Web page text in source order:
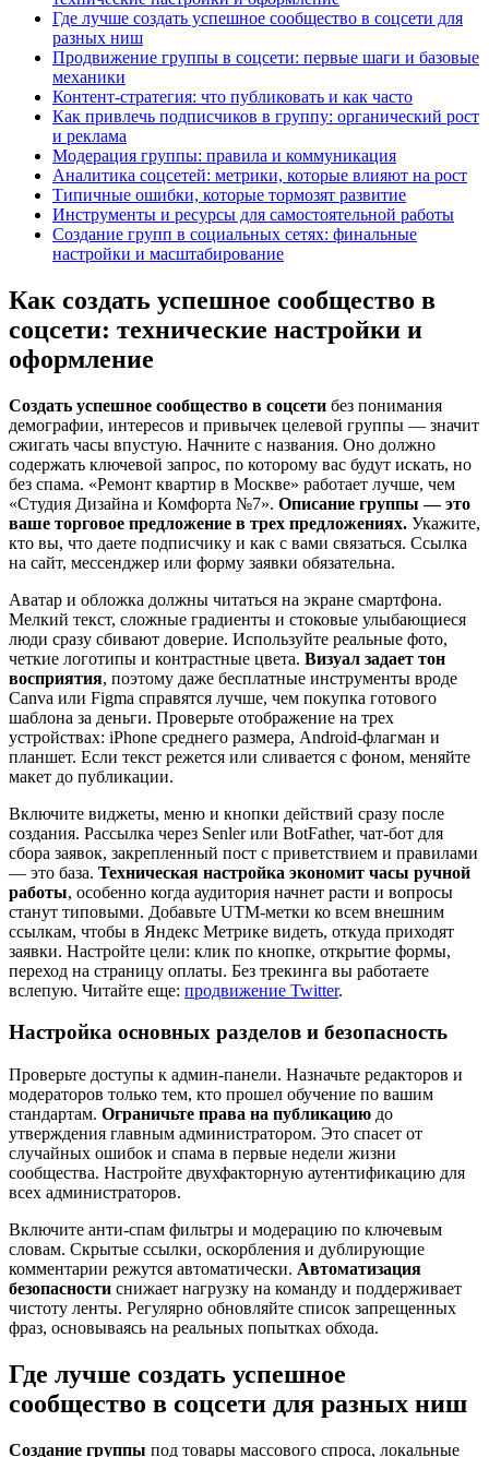
Где лучше создать успешное сообщество в соцсети для
разных ниш
Продвижение группы в соцсети: первые шаги и базовые
механики
Контент-стратегия: что публиковать и как часто
Как привлечь подписчиков в группу: органический рост
и реклама
Модерация группы: правила и коммуникация
Аналитика соцсетей: метрики, которые влияют на рост
Типичные ошибки, которые тормозят развитие
Инструменты и ресурсы для самостоятельной работы
Создание групп в социальных сетях: финальные
настройки и масштабирование
Как создать успешное сообщество в
соцсети: технические настройки и
оформление
Создать успешное сообщество в соцсети без понимания
демографии, интересов и привычек целевой группы — значит
сжигать часы впустую. Начните с названия. Оно должно
содержать ключевой запрос, по которому вас будут искать, но
без спама. «Ремонт квартир в Москве» работает лучше, чем
«Студия Дизайна и Комфорта №7». Описание группы — это
ваше торговое предложение в трех предложениях. Укажите,
кто вы, что даете подписчику и как с вами связаться. Ссылка
на сайт, мессенджер или форму заявки обязательна.
Аватар и обложка должны читаться на экране смартфона.
Мелкий текст, сложные градиенты и стоковые улыбающиеся
люди сразу сбивают доверие. Используйте реальные фото,
четкие логотипы и контрастные цвета. Визуал задает тон
восприятия, поэтому даже бесплатные инструменты вроде
Canva или Figma справятся лучше, чем покупка готового
шаблона за деньги. Проверьте отображение на трех
устройствах: iPhone среднего размера, Android-флагман и
планшет. Если текст режется или сливается с фоном, меняйте
макет до публикации.
Включите виджеты, меню и кнопки действий сразу после
создания. Рассылка через Senler или BotFather, чат-бот для
сбора заявок, закрепленный пост с приветствием и правилами
— это база. Техническая настройка экономит часы ручной
работы, особенно когда аудитория начнет расти и вопросы
станут типовыми. Добавьте UTM-метки ко всем внешним
ссылкам, чтобы в Яндекс Метрике видеть, откуда приходят
заявки. Настройте цели: клик по кнопке, открытие формы,
переход на страницу оплаты. Без трекинга вы работаете
вслепую. Читайте еще: продвижение Twitter.
Настройка основных разделов и безопасность
Проверьте доступы к админ-панели. Назначьте редакторов и
модераторов только тем, кто прошел обучение по вашим
стандартам. Ограничьте права на публикацию до
утверждения главным администратором. Это спасет от
случайных ошибок и спама в первые недели жизни
сообщества. Настройте двухфакторную аутентификацию для
всех администраторов.
Включите анти-спам фильтры и модерацию по ключевым
словам. Скрытые ссылки, оскорбления и дублирующие
комментарии режутся автоматически. Автоматизация
безопасности снижает нагрузку на команду и поддерживает
чистоту ленты. Регулярно обновляйте список запрещенных
фраз, основываясь на реальных попытках обхода.
Где лучше создать успешное
сообщество в соцсети для разных ниш
Создание группы под товары массового спроса, локальные